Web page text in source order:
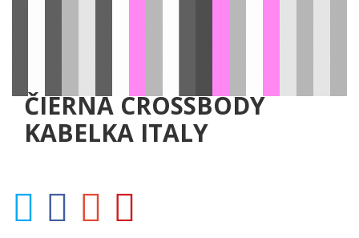
ČIERNA CROSSBODY
KABELKA ITALY